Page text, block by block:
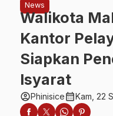
News
Walikota
Kantor
Siapkan
Isyarat
account_circlePhinisicecalendar_monthKam, 22